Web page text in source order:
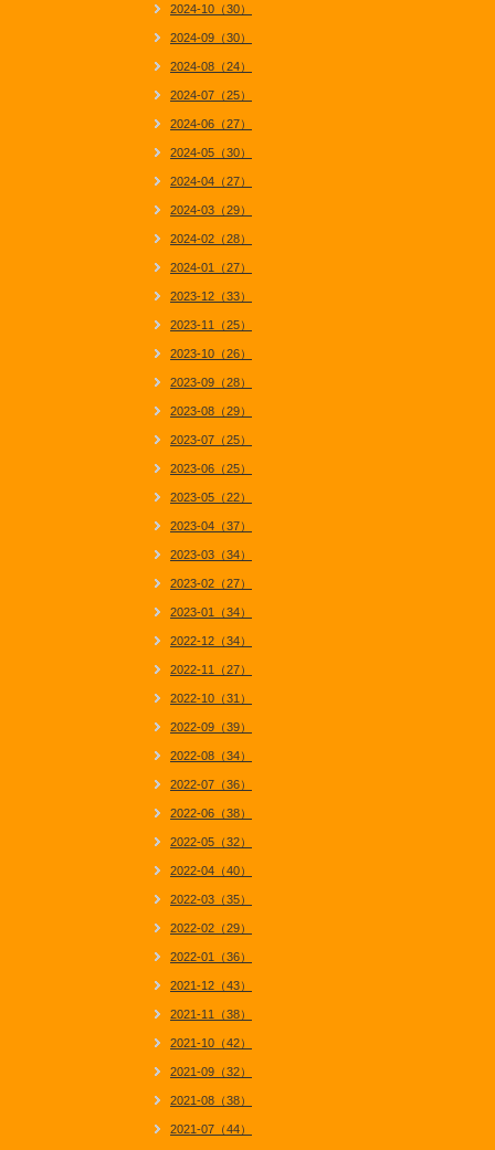
2024-10（30）
2024-09（30）
2024-08（24）
2024-07（25）
2024-06（27）
2024-05（30）
2024-04（27）
2024-03（29）
2024-02（28）
2024-01（27）
2023-12（33）
2023-11（25）
2023-10（26）
2023-09（28）
2023-08（29）
2023-07（25）
2023-06（25）
2023-05（22）
2023-04（37）
2023-03（34）
2023-02（27）
2023-01（34）
2022-12（34）
2022-11（27）
2022-10（31）
2022-09（39）
2022-08（34）
2022-07（36）
2022-06（38）
2022-05（32）
2022-04（40）
2022-03（35）
2022-02（29）
2022-01（36）
2021-12（43）
2021-11（38）
2021-10（42）
2021-09（32）
2021-08（38）
2021-07（44）